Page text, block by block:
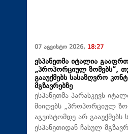
07 აგვისტო 2026, 18:27
ესპანეთმა იტალია
„პროპორციულ ზომებს“,
გააუქმებს სასაზღვრო
მგზავრებზე
ესპანეთმა პარასკევს
მიიღებს „პროპორციულ
აგვისტომდე არ
ესპანეთიდან ჩასულ